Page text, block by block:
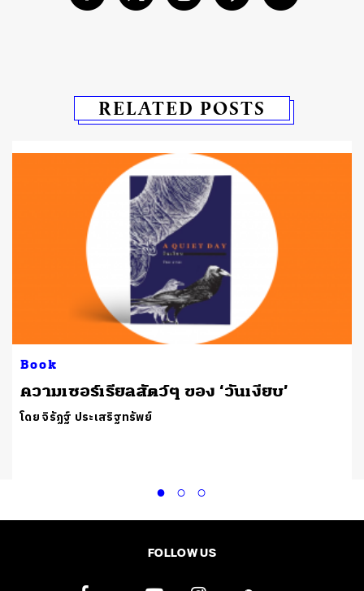
RELATED POSTS
Book
ความเซอร์เรียลสัตว์ๆ ของ ‘วันเงียบ’
โดย จิรัฏฐ์​ ประเสริฐทรัพย์
FOLLOW US